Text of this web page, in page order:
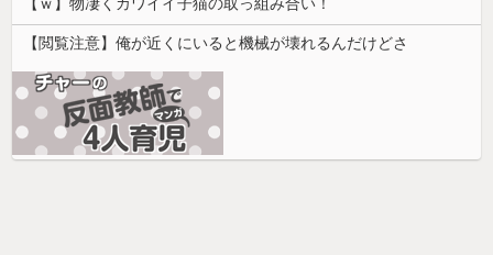
【ｗ】物凄くカワイイ子猫の取っ組み合い！
【閲覧注意】俺が近くにいると機械が壊れるんだけどさ